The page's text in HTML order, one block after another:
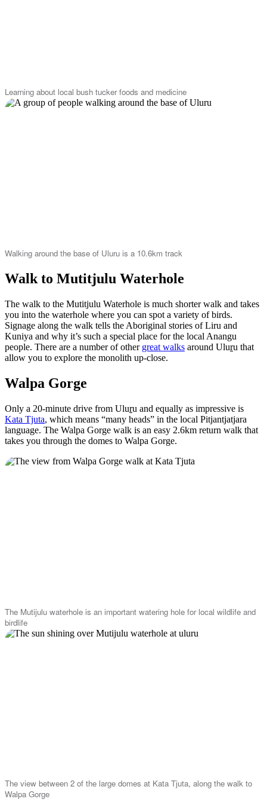
Learning about local bush tucker foods and medicine
Walking around the base of Uluru is a 10.6km track
Walk to Mutitjulu Waterhole
The walk to the Mutitjulu Waterhole is much shorter walk and takes
you into the waterhole where you can spot a variety of birds.
Signage along the walk tells the Aboriginal stories of Liru and
Kuniya and why it’s such a special place for the local Anangu
people. There are a number of other great walks around Uluru that
allow you to explore the monolith up-close.
Walpa Gorge
Only a 20-minute drive from Uluru and equally as impressive is
Kata Tjuta, which means “many heads” in the local Pitjantjatjara
language. The Walpa Gorge walk is an easy 2.6km return walk that
takes you through the domes to Walpa Gorge.
The Mutijulu waterhole is an important watering hole for local wildlife and
birdlife
The view between 2 of the large domes at Kata Tjuta, along the walk to
Walpa Gorge